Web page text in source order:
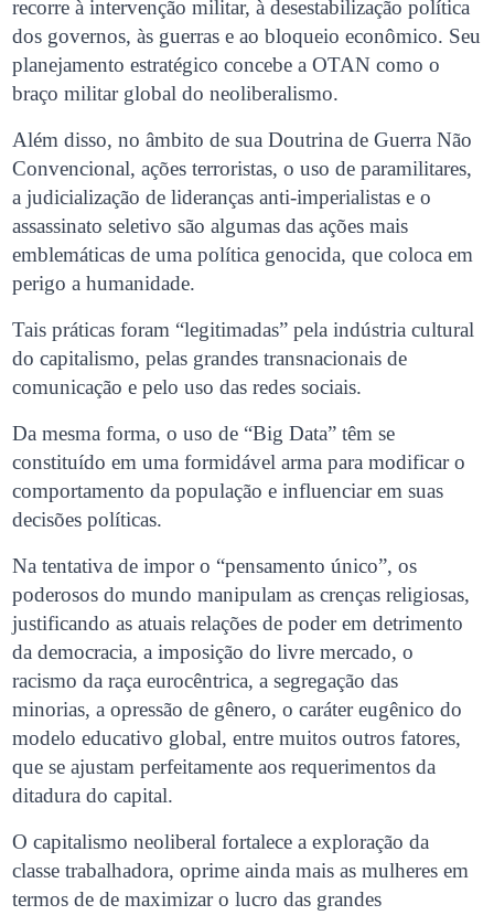
recorre à intervenção militar, à desestabilização política
dos governos, às guerras e ao bloqueio econômico. Seu
planejamento estratégico concebe a OTAN como o
braço militar global do neoliberalismo.
Além disso, no âmbito de sua Doutrina de Guerra Não
Convencional, ações terroristas, o uso de paramilitares,
a judicialização de lideranças anti-imperialistas e o
assassinato seletivo são algumas das ações mais
emblemáticas de uma política genocida, que coloca em
perigo a humanidade.
Tais práticas foram “legitimadas” pela indústria cultural
do capitalismo, pelas grandes transnacionais de
comunicação e pelo uso das redes sociais.
Da mesma forma, o uso de “Big Data” têm se
constituído em uma formidável arma para modificar o
comportamento da população e influenciar em suas
decisões políticas.
Na tentativa de impor o “pensamento único”, os
poderosos do mundo manipulam as crenças religiosas,
justificando as atuais relações de poder em detrimento
da democracia, a imposição do livre mercado, o
racismo da raça eurocêntrica, a segregação das
minorias, a opressão de gênero, o caráter eugênico do
modelo educativo global, entre muitos outros fatores,
que se ajustam perfeitamente aos requerimentos da
ditadura do capital.
O capitalismo neoliberal fortalece a exploração da
classe trabalhadora, oprime ainda mais as mulheres em
termos de de maximizar o lucro das grandes